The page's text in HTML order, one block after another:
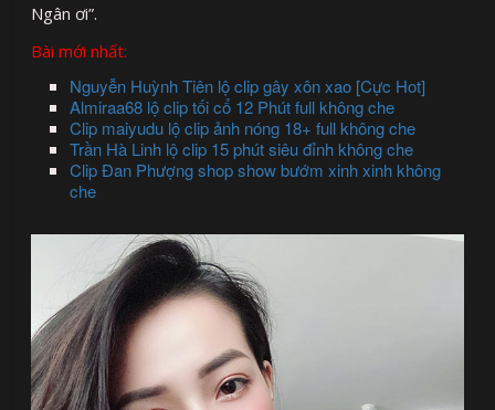
Ngân ơi”.
Bài mới nhất:
Nguyễn Huỳnh Tiên lộ clip gây xôn xao [Cực Hot]
Almiraa68 lộ clip tối cổ 12 Phút full không che
Clip maiyudu lộ clip ảnh nóng 18+ full không che
Trần Hà Linh lộ clip 15 phút siêu đỉnh không che
Clip Đan Phượng shop show bướm xinh xinh không
che